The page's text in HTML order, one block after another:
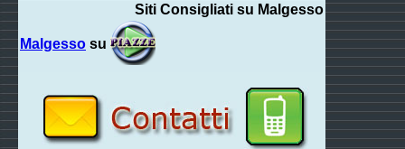
Siti Consigliati su Malgesso
Malgesso su